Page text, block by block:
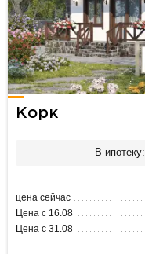
Корк
В ипотеку:
цена сейчас
Цена с 16.08
Цена с 31.08